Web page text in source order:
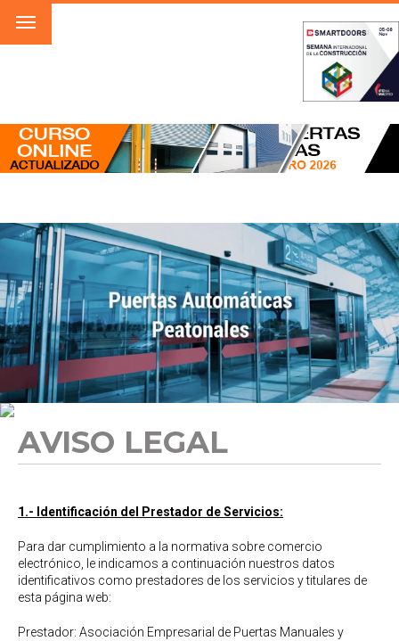
AVISO LEGAL
1.- Identificación del Prestador de Servicios:
Para dar cumplimiento a la normativa sobre comercio
electrónico, le indicamos a continuación nuestros datos
identificativos como prestadores de los servicios y titulares de
esta página web:
Prestador: Asociación Empresarial de Puertas Manuales y